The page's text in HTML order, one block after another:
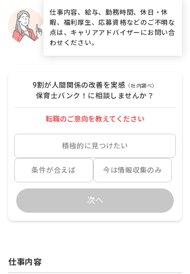
仕事内容、給与、勤務時間、休日・休
暇、福利厚生、応募資格などのご不明な
点は、キャリアアドバイザーにお問い合
わせください。
9割が人間関係の改善を実感 （社内調べ）
保育士バンク！に相談しませんか？
転職のご意向を教えてください
積極的に見つけたい
条件が合えば 今は情報収集のみ
次へ
仕事内容